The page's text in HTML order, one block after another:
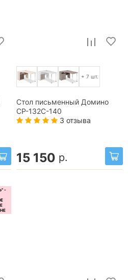
+ 7 шт.
Стол письменный Домино
СР-132С-140
3 отзыва
15 150 р.